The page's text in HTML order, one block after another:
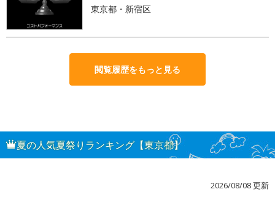
東京都・新宿区
閲覧履歴をもっと見る
夏の人気夏祭りランキング【東京都】
2026/08/08 更新